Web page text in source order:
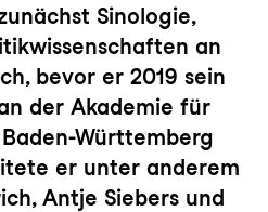
Sinologie,
an
bevor er 2019 sein
der Akademie für
Württemberg
er unter anderem
Antje Siebers und